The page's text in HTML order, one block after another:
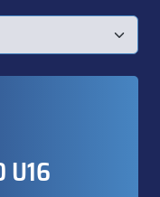
U16